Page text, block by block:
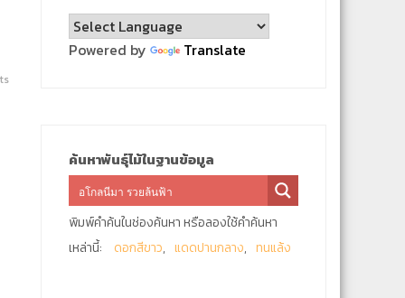
Powered by Translate
ค้นหาพันธุ์ไม้ในฐานข้อมูล
พิมพ์คำค้นในช่องค้นหา หรือลองใช้คำค้นหา
เหล่านี้:
ดอกสีขาว แดดปานกลาง ทนแล้ง